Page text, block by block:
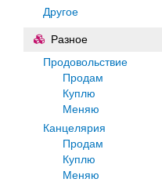
Другое
Разное
Продовольствие
Продам
Куплю
Меняю
Канцелярия
Продам
Куплю
Меняю